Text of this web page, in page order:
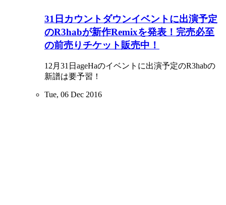
31日カウントダウンイベントに出演予定
のR3habが新作Remixを発表！完売必至
の前売りチケット販売中！
12月31日ageHaのイベントに出演予定のR3habの
新譜は要予習！
Tue, 06 Dec 2016